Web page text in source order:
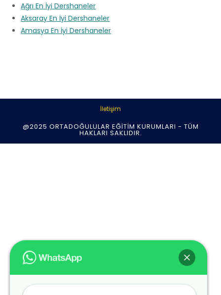
Ağrı En İyi Dershaneler
Aksaray En İyi Dershaneler
Amasya En İyi Dershaneler
İletişim
@2025 ORTADOĞULULAR EĞITIM KURUMLARI - TÜM
HAKLARI SAKLIDIR.